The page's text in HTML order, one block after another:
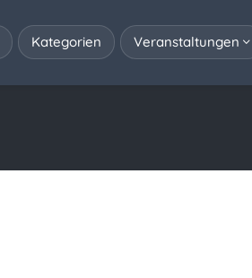
Kategorien Veranstaltungen